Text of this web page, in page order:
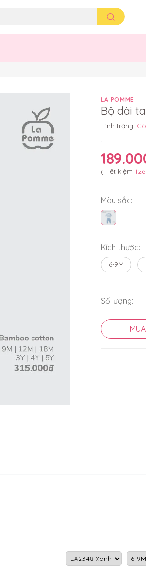
LA POMME
Bộ dài
Tình trạng:
(Tiết kiệm
Màu sắc:
Kích thước:
6-9M
Số lượng: